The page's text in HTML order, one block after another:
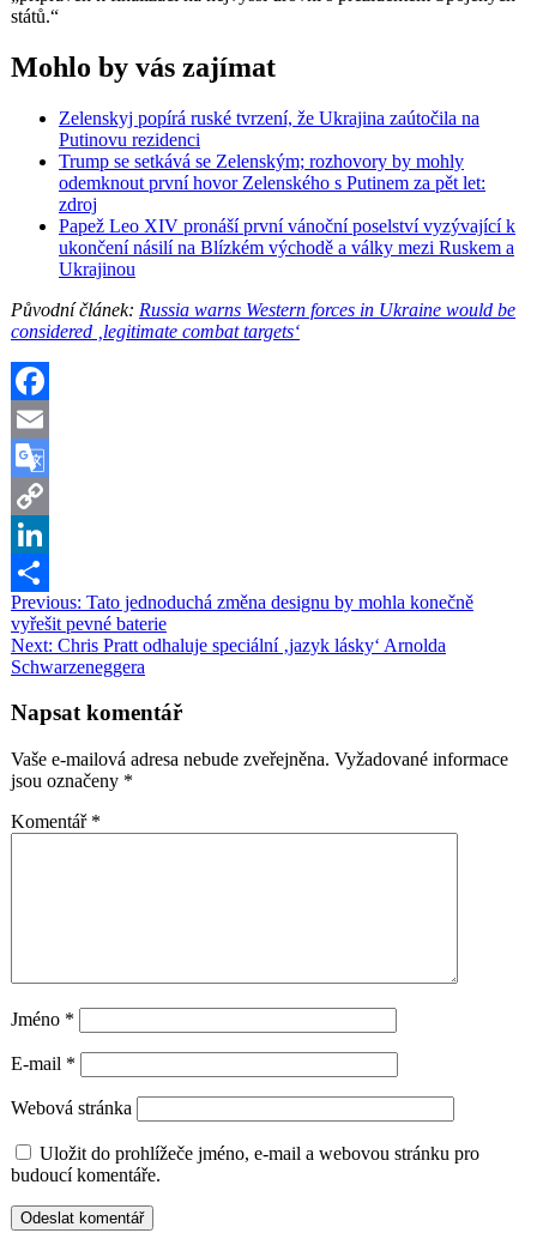
států.“
Mohlo by vás zajímat
Zelenskyj popírá ruské tvrzení, že Ukrajina zaútočila na
Putinovu rezidenci
Trump se setkává se Zelenským; rozhovory by mohly
odemknout první hovor Zelenského s Putinem za pět let:
zdroj
Papež Leo XIV pronáší první vánoční poselství vyzývající k
ukončení násilí na Blízkém východě a války mezi Ruskem a
Ukrajinou
Původní článek: Russia warns Western forces in Ukraine would be
considered ‚legitimate combat targets‘
Facebook
Email
Google
Translate
Copy
Link
LinkedIn
Share
Navigace
pro
příspěvek
Previous: Tato jednoduchá změna designu by mohla konečně
vyřešit pevné baterie
Next: Chris Pratt odhaluje speciální ‚jazyk lásky‘ Arnolda
Schwarzeneggera
Napsat komentář
Vaše e-mailová adresa nebude zveřejněna. Vyžadované informace
jsou označeny *
Komentář *
Jméno *
E-mail *
Webová stránka
Uložit do prohlížeče jméno, e-mail a webovou stránku pro
budoucí komentáře.